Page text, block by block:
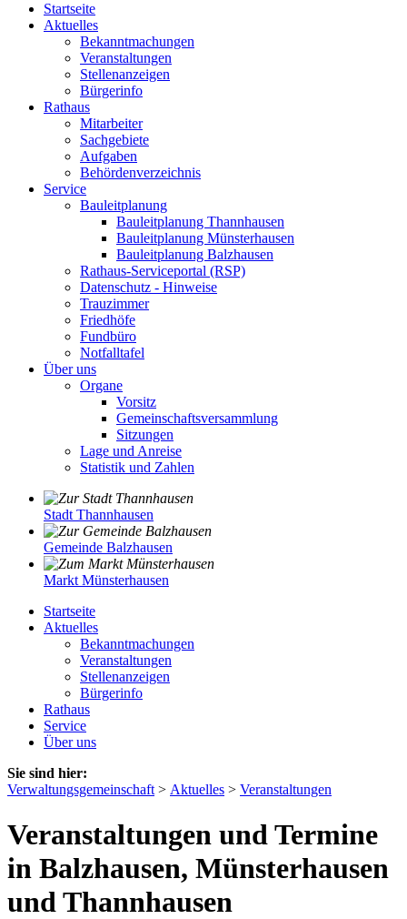
Startseite
Aktuelles
Bekanntmachungen
Veranstaltungen
Stellenanzeigen
Bürgerinfo
Rathaus
Mitarbeiter
Sachgebiete
Aufgaben
Behördenverzeichnis
Service
Bauleitplanung
Bauleitplanung Thannhausen
Bauleitplanung Münsterhausen
Bauleitplanung Balzhausen
Rathaus-Serviceportal (RSP)
Datenschutz - Hinweise
Trauzimmer
Friedhöfe
Fundbüro
Notfalltafel
Über uns
Organe
Vorsitz
Gemeinschaftsversammlung
Sitzungen
Lage und Anreise
Statistik und Zahlen
Stadt Thannhausen
Gemeinde Balzhausen
Markt Münsterhausen
Startseite
Aktuelles
Bekanntmachungen
Veranstaltungen
Stellenanzeigen
Bürgerinfo
Rathaus
Service
Über uns
Sie sind hier:
Verwaltungsgemeinschaft > Aktuelles > Veranstaltungen
Veranstaltungen und Termine
in Balzhausen, Münsterhausen
und Thannhausen